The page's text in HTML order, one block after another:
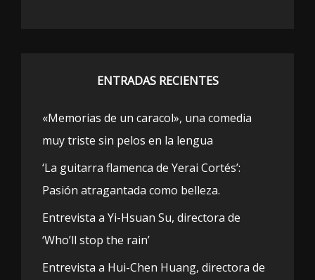
ENTRADAS RECIENTES
«Memorias de un caracol», una comedia
muy triste sin pelos en la lengua
‘La guitarra flamenca de Yerai Cortés’:
Pasión atragantada como belleza.
Entrevista a Yi-Hsuan Su, directora de
‘Who’ll stop the rain’
Entrevista a Hui-Chen Huang, directora de